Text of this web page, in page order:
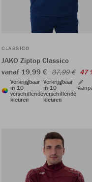
CLASSICO
JAKO Ziptop Classico
vanaf 19,99 € 37,99 € 47
Verkrijgbaar
in 10
verschillende
kleuren
Verkrijgbaar
in 10
verschillende
kleuren